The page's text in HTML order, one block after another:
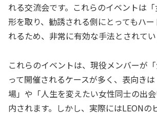
れる交流会です。これらのイベントは
形を取り、勧誘される側にとってもハ
れるため、非常に有効な手法とされてい
これらのイベントは、現役メンバーが
って開催されるケースが多く、表向き
場」や「人生を変えたい女性同士の出
内されます。しかし、実際にはLEONの